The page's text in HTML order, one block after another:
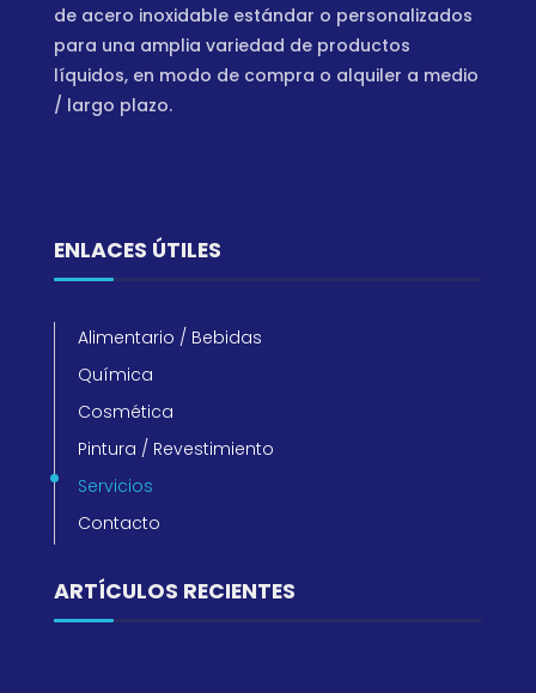
de acero inoxidable estándar o personalizados
para una amplia variedad de productos
líquidos, en modo de compra o alquiler a medio
/ largo plazo.
ENLACES ÚTILES
Alimentario / Bebidas
Química
Cosmética
Pintura / Revestimiento
Servicios
Contacto
ARTÍCULOS RECIENTES